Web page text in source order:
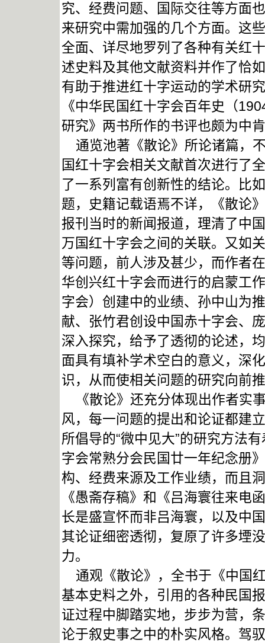
究、经费问题、国际交往等方面
来研究中需加强的几个方面。这
全面、详尽地罗列了各种有关红
述史料及其他文献资料并作了恰
有助于推进红十字运动的学术研
《中华民国红十字会百年史（
研究》两书所作的书评也颇为中
通览池著《散论》所论诸篇，
国红十字会相关文献首次进行了
了一系列富有创新性的结论。比
题，史籍记载语焉不详，《散论
报刊当时的新闻报道，理清了中
万国红十字会之间的关联。又如
等问题，前人涉及甚少，而作者
华创兴红十字会而进行的启蒙工
字会）创建中的业绩、孙中山为
献、张竹君创设中国赤十字会、
深入探究，给予了透彻的论述，
面具有填补学术空白的意义，深
识，从而使相关问题的研究向前
《散论》还充分体现出作者实
风，每一问题的提出和论证都建
所倡导的“微中见大”的研究方法
字会常熟分会民国廿一年纪念册
构、经费来源及工作业绩，而且
《愚斋存稿》和《吕海寰往来电
长是盛宣怀而非吕海寰，以及中
其论证细密透彻，复原了许多堙
力。
通观《散论》，全书于《中国
基本史料之外，引用的各种民国
证过程中脚踏实地，步步为营，
论于叙史事之中的朴实风格。驾